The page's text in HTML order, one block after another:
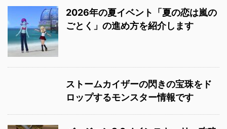
2026年の夏イベント「夏の恋は嵐の
ごとく」の進め方を紹介します
ストームカイザーの閃きの宝珠をド
ロップするモンスター情報です